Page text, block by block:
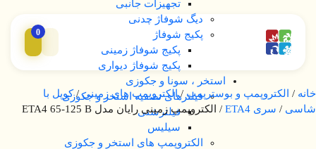
تجهیزات جانبی
دیگ شوفاژ چدنی
پکیج شوفاژ
پکیج شوفاژ زمینی
پکیج شوفاژ دیواری
استخر ، سونا و جکوزی
فیلترهای تصفیه استخر و جکوزی
فیلترشنی
سیلیس
الکتروپمپ های استخر و جکوزی
0
خانه / الکتروپمپ و بوسترپمپ /الکتروپمپ های زمینی/کوپل با
شاسی / سری ETA4 / الکتروپمپ زمینی رایان مدل ETA4 65-125 B